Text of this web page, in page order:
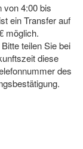
von 4:00 bis
ein Transfer auf
möglich.
teilen Sie bei
diese
des